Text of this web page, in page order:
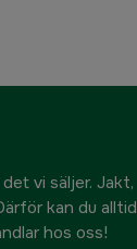
vi säljer. Jakt,
kan du alltid
hos oss!